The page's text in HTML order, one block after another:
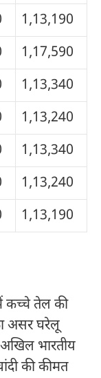
1,13,190
1,17,590
1,13,340
1,13,240
1,13,340
1,13,240
1,13,190
में कच्चे तेल की
असर घरेलू
अखिल भारतीय
की कीमत